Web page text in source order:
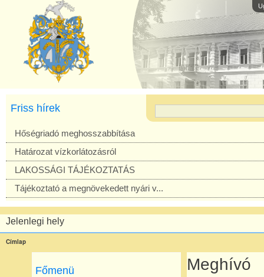
Friss hírek
Hőségriadó meghosszabbítása
Határozat vízkorlátozásról
LAKOSSÁGI TÁJÉKOZTATÁS
Tájékoztató a megnövekedett nyári v...
Jelenlegi hely
Címlap
Főmenü Meghívó